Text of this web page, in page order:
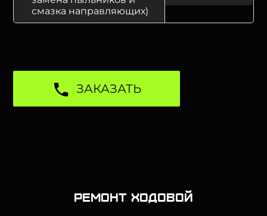
смазка направляющих)
ЗАКАЗАТЬ
Ремонт ходовой